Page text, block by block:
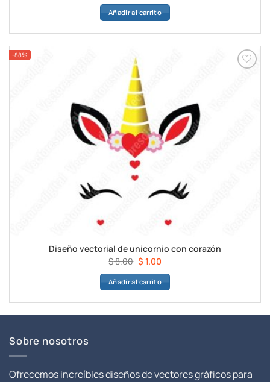
precio
original
$ 8.00.
precio
actual
$ 1.00.
Añadir al carrito
-88%
Diseño vectorial de unicornio con corazón
$8.00 El
precio
original
$ 8.00.
$ 1.00El
precio
actual
$ 1.00.
Añadir al carrito
Sobre nosotros
Ofrecemos increíbles diseños de vectores gráficos para